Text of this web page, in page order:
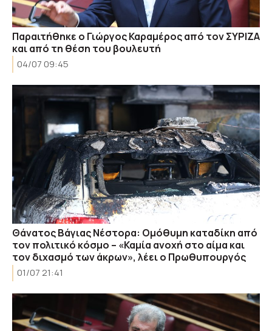
Παραιτήθηκε ο Γιώργος Καραμέρος από τον ΣΥΡΙΖΑ
και από τη θέση του βουλευτή
04/07 09:45
Θάνατος Βάγιας Νέστορα: Ομόθυμη καταδίκη από
τον πολιτικό κόσμο – «Καμία ανοχή στο αίμα και
τον διχασμό των άκρων», λέει ο Πρωθυπουργός
01/07 21:41